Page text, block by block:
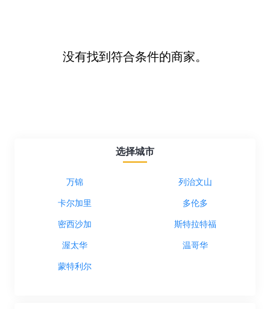
没有找到符合条件的商家。
选择城市
万锦 列治文山
卡尔加里 多伦多
密西沙加 斯特拉特福
渥太华 温哥华
蒙特利尔